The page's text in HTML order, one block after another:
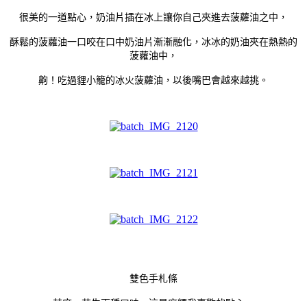
很美的一道點心，奶油片插在冰上讓你自己夾進去菠蘿油之中，
酥鬆的菠蘿油一口咬在口中奶油片漸漸融化，冰冰的奶油夾在熱熱的
菠蘿油中，
齁！吃過貍小籠的冰火菠蘿油，以後嘴巴會越來越挑。
雙色手札條